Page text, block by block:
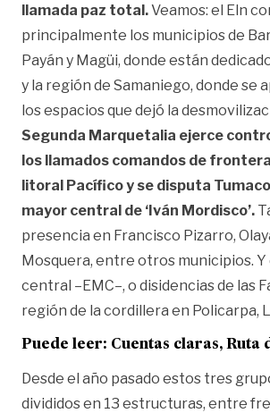
llamada paz total.Veamos: el Eln
principalmente los municipios de
Payán y Magüi, donde están
y la región de Samaniego, donde se
los espacios que dejó la
Segunda Marquetalia ejerce
los llamados comandos de
litoral Pacífico y se disputa
mayor central de ‘Iván Mordisco’.
presencia en Francisco Pizarro,
Mosquera, entre otros municipios.
central –EMC–, o disidencias de las
región de la cordillera en Policarpa,
Puede leer: Cuentas claras, Ruta
Desde el año pasado estos tres
divididos en 13 estructuras, entre